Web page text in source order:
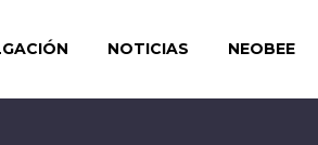
NOTICIAS NEOBEE